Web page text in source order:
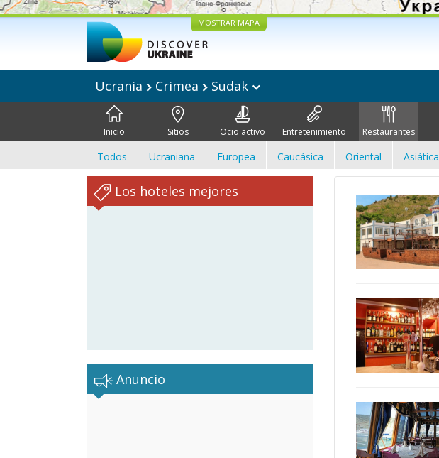
MOSTRAR MAPA
Ucrania Crimea Sudak
Inicio Sitios Ocio activo Entretenimiento Restaurantes
Todos Ucraniana Europea Caucásica Oriental Asiática
Los hoteles mejores
Anuncio